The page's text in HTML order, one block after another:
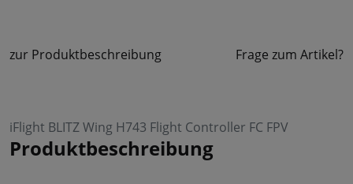
zur Produktbeschreibung Frage zum Artikel?
iFlight BLITZ Wing H743 Flight Controller FC FPV
Produktbeschreibung